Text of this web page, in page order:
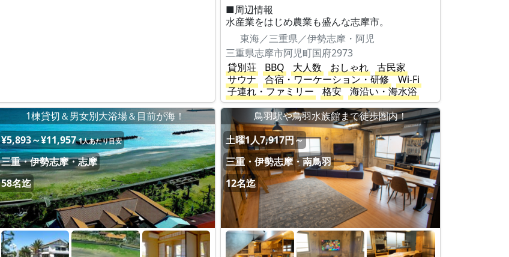
■周辺情報
水産業をはじめ農業も盛んな志摩市。
東海／三重県／伊勢志摩・阿児
三重県志摩市阿児町国府2973
貸別荘
BBQ 大人数 おしゃれ
古民家
サウナ
合宿・ワーケーション・研修
Wi-Fi
子連れ・ファミリー
格安
海沿い・海水浴
1棟貸切＆男女別大浴場＆目前が海！
¥5,893～¥11,957 1人あたり目安
三重・伊勢志摩・志摩
58名迄
鳥羽駅や鳥羽水族館まで徒歩圏内！
土曜1人7,917円～
三重・伊勢志摩・南鳥羽
12名迄